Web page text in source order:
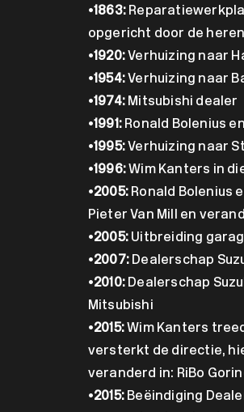
•1863:
opgericht door de
•1920:Verhuizing naar
•1954:Verhuizing naar
•1974:Mitsubishi dealer
•1991:Ronald Bolenius
•1995:Verhuizing naar
•1996:Wim Kanters in
•2005:Ronald Bolenius
Pieter Van Mill en
•2005:Uitbreiding
•2007:Dealerschap
•2010:Dealerschap
Mitsubishi
•2015:Wim Kanters
versterkt de directie,
veranderd in: RiBo
•2015:Beëindiging